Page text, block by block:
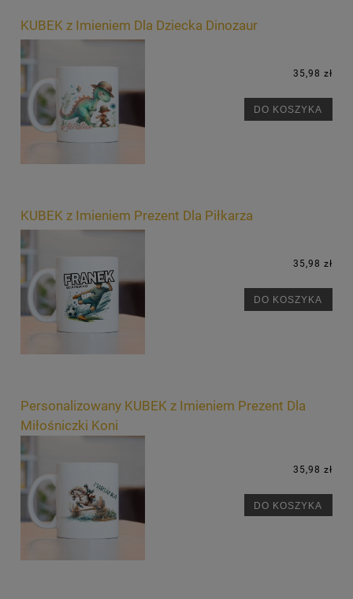
KUBEK z Imieniem Dla Dziecka Dinozaur
35,98 zł
DO KOSZYKA
KUBEK z Imieniem Prezent Dla Piłkarza
35,98 zł
DO KOSZYKA
Personalizowany KUBEK z Imieniem Prezent Dla
Miłośniczki Koni
35,98 zł
DO KOSZYKA